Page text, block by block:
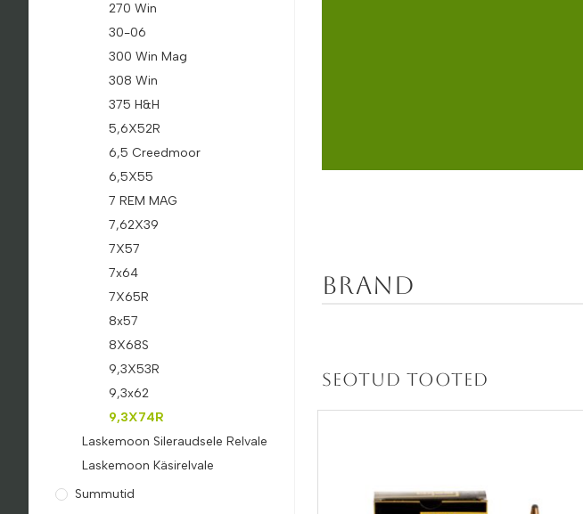
Brand
Seotud tooted
270 Win
30-06
300 Win Mag
308 Win
375 H&H
5,6X52R
6,5 Creedmoor
6,5X55
7 REM MAG
7,62X39
7X57
7x64
7X65R
8x57
8X68S
9,3X53R
9,3x62
9,3X74R
Laskemoon Sileraudsele Relvale
Laskemoon Käsirelvale
Summutid